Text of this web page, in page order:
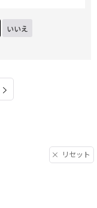
いいえ
リセット